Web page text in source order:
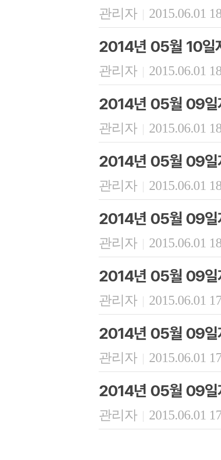
관리자 | 2015.06.01
2014년 05월 10일
관리자 | 2015.06.01
2014년 05월 09일
관리자 | 2015.06.01
2014년 05월 09일
관리자 | 2015.06.01
2014년 05월 09일
관리자 | 2015.06.01
2014년 05월 09일
관리자 | 2015.06.01
2014년 05월 09일
관리자 | 2015.06.01
2014년 05월 09일
관리자 | 2015.06.01